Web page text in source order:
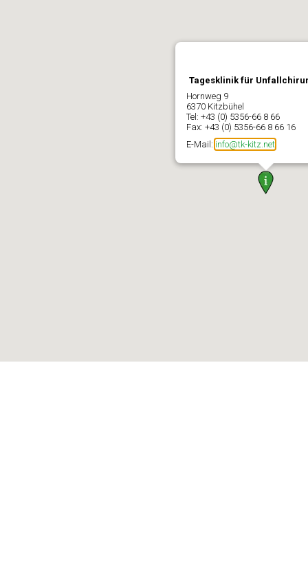
Tagesklinik für
Hornweg 9
6370 Kitzbühel
Tel: +43 (0) 5356-66 8 66
Fax: +43 (0) 5356-66 8 66 16
E-Mail: info@tk-kitz.net